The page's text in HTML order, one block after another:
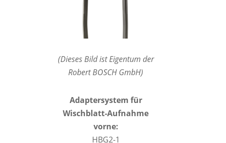
(Dieses Bild ist Eigentum der
Robert BOSCH GmbH)
Adaptersystem für
Wischblatt-Aufnahme
vorne:
HBG2-1